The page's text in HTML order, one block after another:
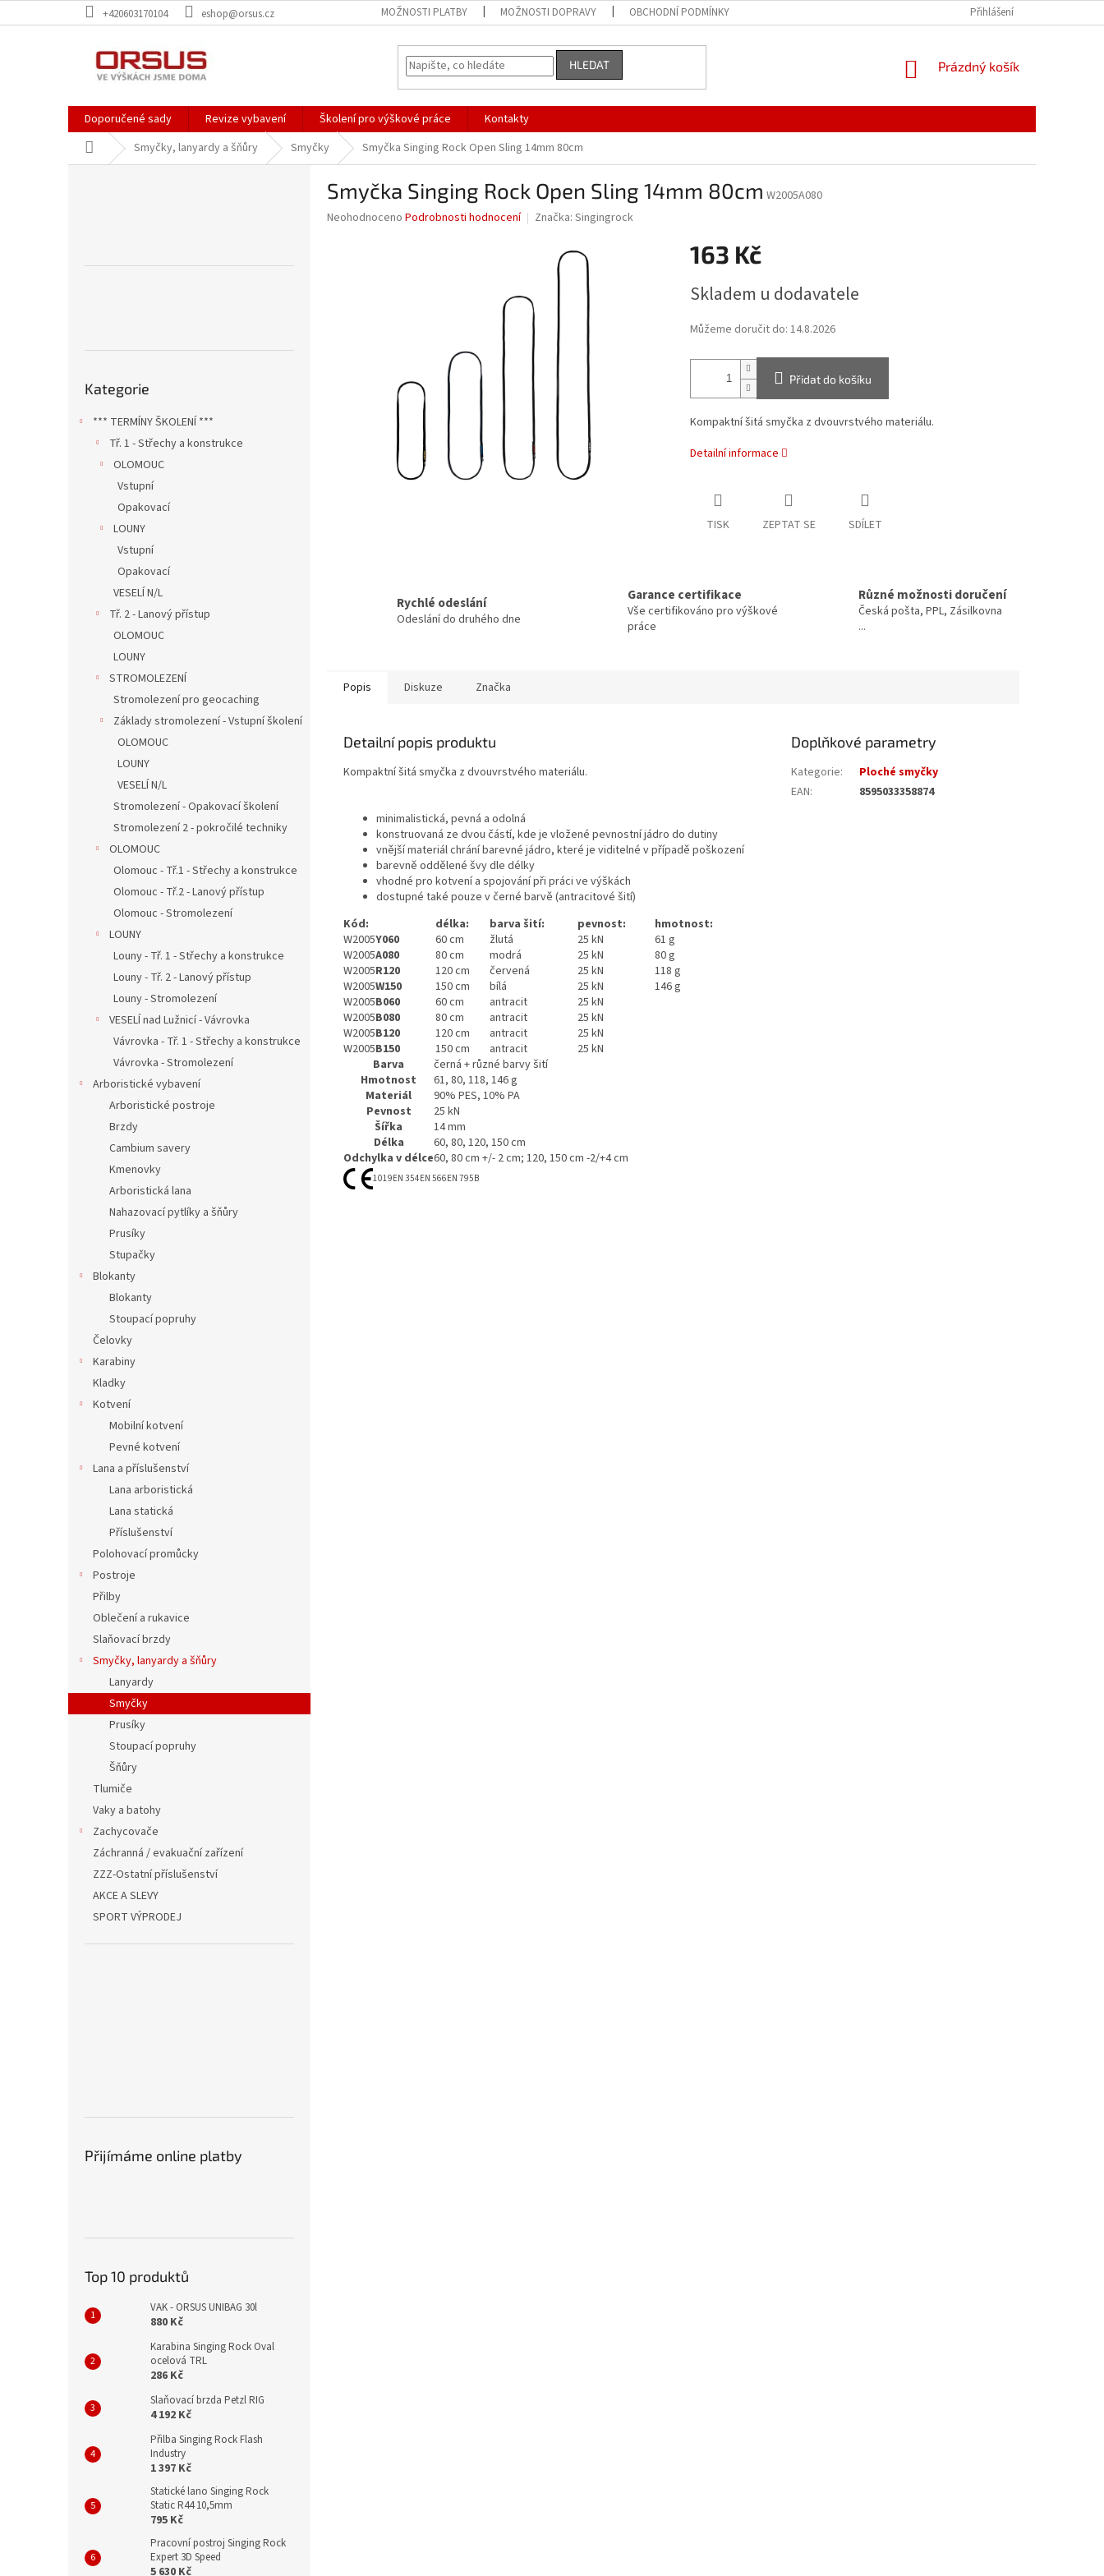
na
+420603170104 eshop@orsus.cz MOŽNOSTI PLATBY MOŽNOSTI DOPRAVY OBCHODNÍ PODMÍNKY ODSTOUPENÍ OD
Přihlášení
HLEDAT
NÁKUPNÍ
Prázdný košík
Doporučené sady Revize vybavení Školení pro výškové práce
Kontakty
Domů Smyčky, lanyardy a šňůry Smyčky Smyčka Singing Rock Open Sling 14mm 80cm
kategorie
Kategorie
*** TERMÍNY ŠKOLENÍ ***
Tř. 1 - Střechy a konstrukce
OLOMOUC
Vstupní
Opakovací
LOUNY
Vstupní
Opakovací
VESELÍ N/L
Tř. 2 - Lanový přístup
OLOMOUC
LOUNY
STROMOLEZENÍ
Stromolezení pro geocaching
Základy stromolezení - Vstupní školení
OLOMOUC
LOUNY
VESELÍ N/L
Stromolezení - Opakovací školení
Stromolezení 2 - pokročilé techniky
OLOMOUC
Olomouc - Tř.1 - Střechy a konstrukce
Olomouc - Tř.2 - Lanový přístup
Olomouc - Stromolezení
LOUNY
Louny - Tř. 1 - Střechy a konstrukce
Louny - Tř. 2 - Lanový přístup
Louny - Stromolezení
VESELÍ nad Lužnicí - Vávrovka
Vávrovka - Tř. 1 - Střechy a konstrukce
Vávrovka - Stromolezení
Arboristické vybavení
Arboristické postroje
Brzdy
Cambium savery
Kmenovky
Arboristická lana
Nahazovací pytlíky a šňůry
Prusíky
Stupačky
Blokanty
Blokanty
Stoupací popruhy
Čelovky
Karabiny
Kladky
Kotvení
Mobilní kotvení
Pevné kotvení
Lana a příslušenství
Lana arboristická
Lana statická
Příslušenství
Polohovací promůcky
Postroje
Přilby
Oblečení a rukavice
Slaňovací brzdy
Smyčky, lanyardy a šňůry
Lanyardy
Smyčky
Prusíky
Stoupací popruhy
Šňůry
Tlumiče
Vaky a batohy
Zachycovače
Záchranná / evakuační zařízení
ZZZ-Ostatní příslušenství
AKCE A SLEVY
SPORT VÝPRODEJ
Přijímáme online platby
Top 10 produktů
VAK - ORSUS UNIBAG 30l
880 Kč
Karabina Singing Rock Oval
ocelová TRL
286 Kč
Slaňovací brzda Petzl RIG
4 192 Kč
Přilba Singing Rock Flash
Industry
1 397 Kč
Statické lano Singing Rock
Static R44 10,5mm
795 Kč
Pracovní postroj Singing Rock
Expert 3D Speed
5 630 Kč
Smyčka Singing Rock Open Sling 14mm 80cm W2005A080
Průměrné
Neohodnoceno Podrobnosti hodnocení Značka: Singingrock
163 Kč
cena:
Skladem u dodavatele
Můžeme doručit do: 14.8.2026
Přidat do košíku
Kompaktní šitá smyčka z dvouvrstvého materiálu.
Detailní informace
TISK ZEPTAT SE SDÍLET
Rychlé odeslání
Odeslání do druhého dne
Garance certifikace
Vše certifikováno pro výškové
práce
Různé možnosti doručení
Česká pošta, PPL, Zásilkovna
...
Popis Diskuze Značka
Detailní popis produktu
Kompaktní šitá smyčka z dvouvrstvého materiálu.
minimalistická, pevná a odolná
konstruovaná ze dvou částí, kde je vložené pevnostní jádro do dutiny
vnější materiál chrání barevné jádro, které je viditelné v případě poškození
barevně oddělené švy dle délky
vhodné pro kotvení a spojování při práci ve výškách
dostupné také pouze v černé barvě (antracitové šití)
Kód:
délka: barva šití: pevnost:
hmotnost:
W2005Y060 60 cm žlutá 25 kN
61 g
W2005A080 80 cm modrá 25 kN
80 g
W2005R120 120 cm červená 25 kN
118 g
W2005W150 150 cm bílá 25 kN
146 g
W2005B060 60 cm antracit
25 kN
W2005B080 80 cm antracit
25 kN
W2005B120 120 cm antracit
25 kN
W2005B150 150 cm antracit
25 kN
Barva
černá + různé barvy šití
Hmotnost
61, 80, 118, 146 g
Materiál
90% PES, 10% PA
Pevnost
25 kN
Šířka
14 mm
Délka
60, 80, 120, 150 cm
Odchylka v délce60, 80 cm +/- 2 cm; 120, 150 cm -2/+4 cm
1019EN 354EN 566EN 795B
Doplňkové parametry
Kategorie:
Ploché smyčky
EAN: 8595033358874